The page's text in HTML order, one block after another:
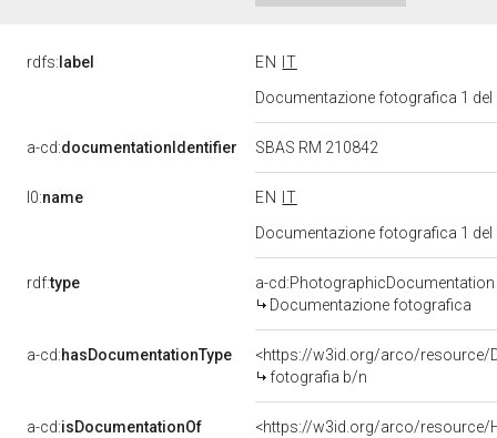
rdfs: label EN
IT
Documentazione fotografica 1
a-cd:documentationIdentifier SBAS RM 210842
l0:name EN
IT
Documentazione fotografica 1
rdf:type
a-cd:PhotographicDocumentation
Documentazione fotografica
a-cd:hasDocumentationType
<https://w3id.org/arco/resource/
fotografia b/n
a-cd:isDocumentationOf
<https://w3id.org/arco/resource/